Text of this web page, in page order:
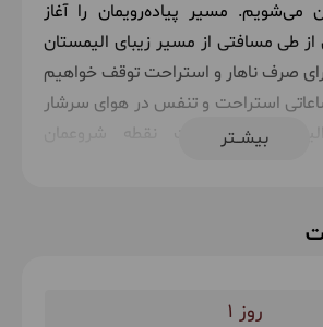
می‌شویم. مسیر پیاده‌رویمان را آغاز
طی مسافتی از مسیر زیبای الیمستان
صرف ناهار و استراحت توقف خواهیم
استراحت و تنفس در هوای سرشار
به سمت نقطه شروعمانبیشــتر
1